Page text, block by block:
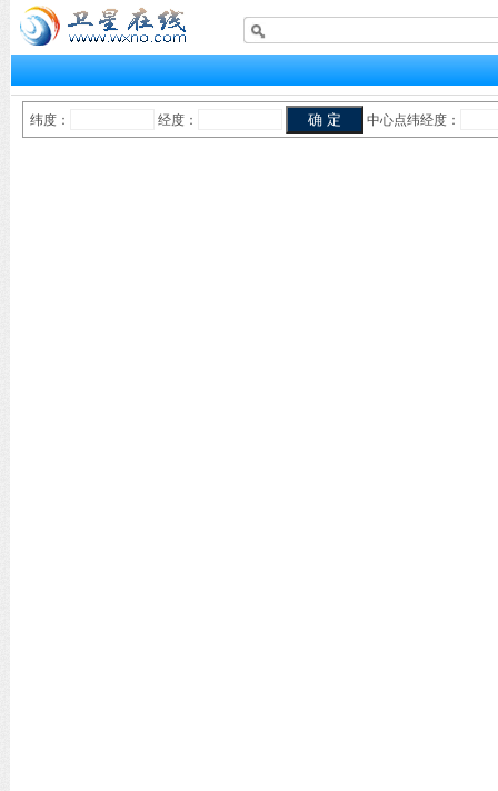
纬度： 经度： 中心点纬经度：